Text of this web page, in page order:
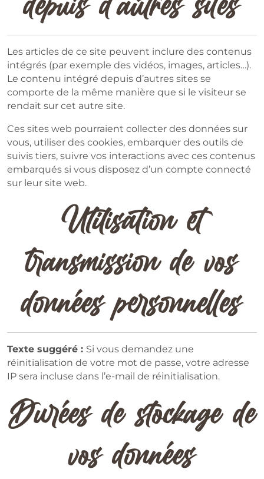
Les articles de ce site peuvent inclure des contenus
intégrés (par exemple des vidéos, images, articles…).
Le contenu intégré depuis d’autres sites se
comporte de la même manière que si le visiteur se
rendait sur cet autre site.
Ces sites web pourraient collecter des données sur
vous, utiliser des cookies, embarquer des outils de
suivis tiers, suivre vos interactions avec ces contenus
embarqués si vous disposez d’un compte connecté
sur leur site web.
Utilisation et
transmission de vos
données personnelles
Texte suggéré : Si vous demandez une
réinitialisation de votre mot de passe, votre adresse
IP sera incluse dans l’e-mail de réinitialisation.
Durées de stockage de
vos données